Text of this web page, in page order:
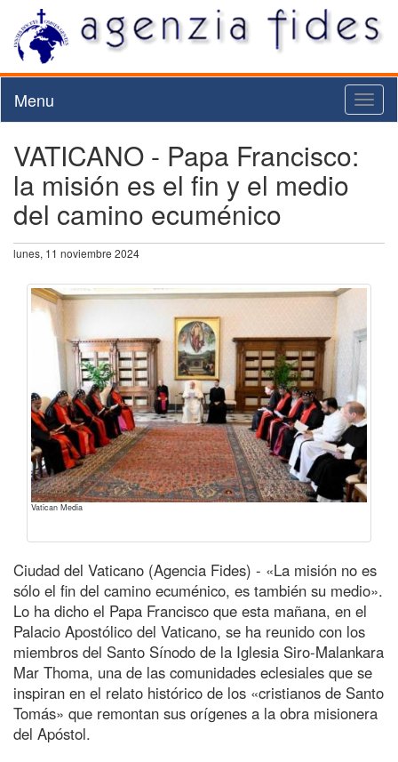
Menu
VATICANO - Papa Francisco:
la misión es el fin y el medio
del camino ecuménico
lunes, 11 noviembre 2024
Vatican Media
Ciudad del Vaticano (Agencia Fides) - «La misión no es
sólo el fin del camino ecuménico, es también su medio».
Lo ha dicho el Papa Francisco que esta mañana, en el
Palacio Apostólico del Vaticano, se ha reunido con los
miembros del Santo Sínodo de la Iglesia Siro-Malankara
Mar Thoma, una de las comunidades eclesiales que se
inspiran en el relato histórico de los «cristianos de Santo
Tomás» que remontan sus orígenes a la obra misionera
del Apóstol.